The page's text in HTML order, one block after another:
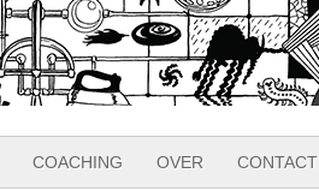
COACHING OVER CONTACT